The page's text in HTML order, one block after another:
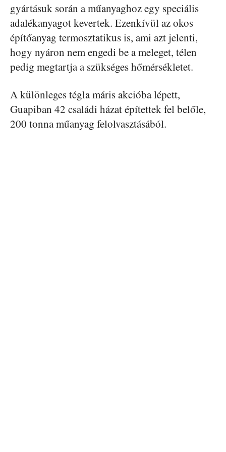
gyártásuk során a műanyaghoz egy speciális
adalékanyagot kevertek. Ezenkívül az okos
építőanyag termosztatikus is, ami azt jelenti,
hogy nyáron nem engedi be a meleget, télen
pedig megtartja a szükséges hőmérsékletet.
A különleges tégla máris akcióba lépett,
Guapiban 42 családi házat építettek fel belőle,
200 tonna műanyag felolvasztásából.